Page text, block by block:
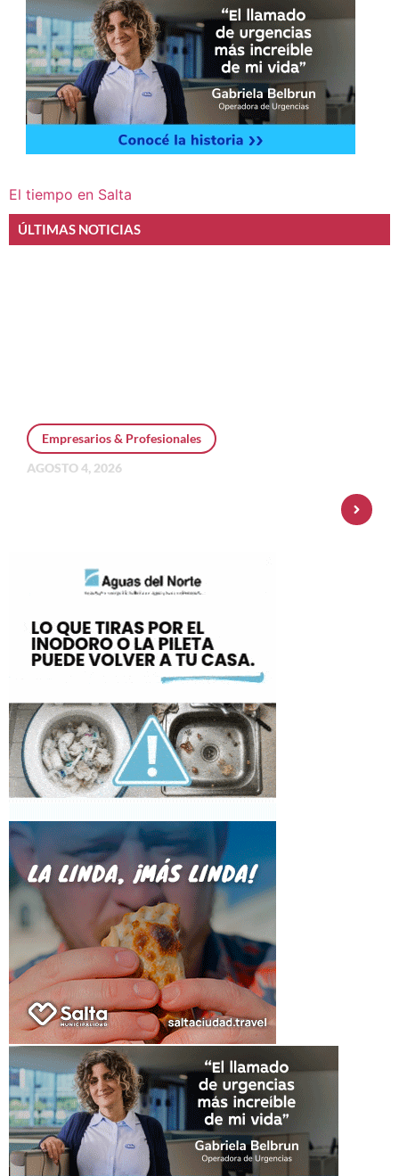
El tiempo en Salta
ÚLTIMAS NOTICIAS
Empresarios & Profesionales
AGOSTO 4, 2026